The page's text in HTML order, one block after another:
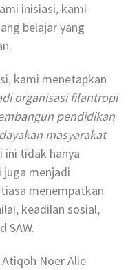
inisiasi, kami
belajar yang
kami menetapkan
organisasi filantropi
pendidikan
masyarakat
ini tidak hanya
menjadi
menempatkan
keadilan sosial,
SAW.
Noer Alie